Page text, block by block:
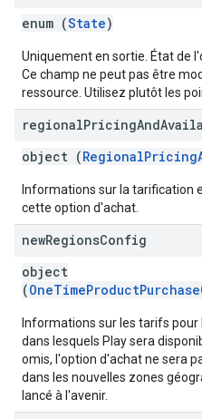
enum (State)
Uniquement en sortie. État de
Ce champ ne peut pas être
ressource. Utilisez plutôt les
regionalPricingAnd
object (
Informations sur la tarification
cette option d'achat.
newRegionsConfig
object
(
Informations sur les tarifs
dans lesquels Play sera
omis, l'option d'achat ne sera
dans les nouvelles zones
lancé à l'avenir.